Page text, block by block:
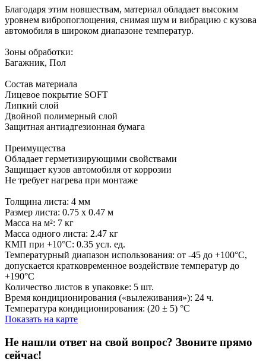
Благодаря этим новшествам, материал обладает высоким
уровнем вибропоглощения, снимая шум и вибрацию с кузова
автомобиля в широком диапазоне температур.
Зоны обработки:
Багажник, Пол
Состав материала
Лицевое покрытие SOFT
Липкий слой
Двойной полимерный слой
Защитная антиадгезионная бумага
Преимущества
Обладает герметизирующими свойствами
Защищает кузов автомобиля от коррозии
Не требует нагрева при монтаже
Толщина листа: 4 мм
Размер листа: 0.75 x 0.47 м
Масса на м²: 7 кг
Масса одного листа: 2.47 кг
КМП при +10°C: 0.35 усл. ед.
Температурный диапазон использования: от -45 до +100°С,
допускается кратковременное воздействие температур до
+190°С
Количество листов в упаковке: 5 шт.
Время кондиционирования («вылеживания»): 24 ч.
Температура кондиционирования: (20 ± 5) °C
Показать на карте
Не нашли ответ на свой вопрос? Звоните прямо
сейчас!